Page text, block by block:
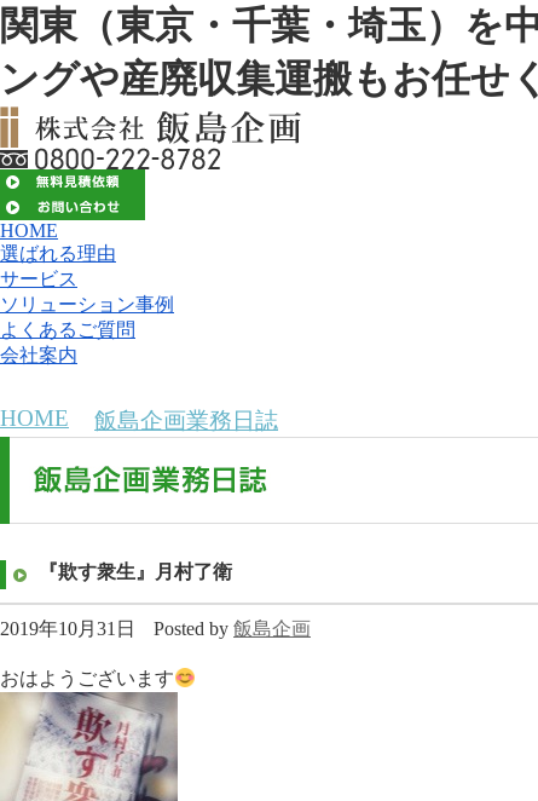
関東（東京・千葉・埼玉）を
ングや産廃収集運搬もお任せ
HOME
選ばれる理由
サービス
ソリューション事例
よくあるご質問
会社案内
HOME 飯島企画業務日誌
『欺す衆生』月村了衛
2019年10月31日 Posted by 飯島企画
おはようございます